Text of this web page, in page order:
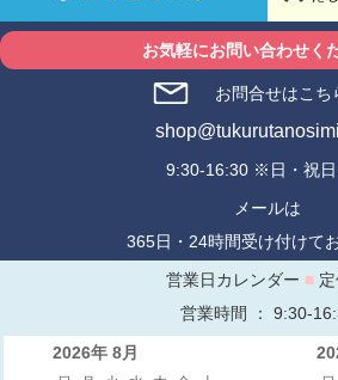
お気軽にお問い合わせく
お問合せはこち
9:30-16:30 ※日・祝日
メールは
365日・24時間受け付けて
営業日カレンダー ■
営業時間 ： 9:30-
2026年 8月